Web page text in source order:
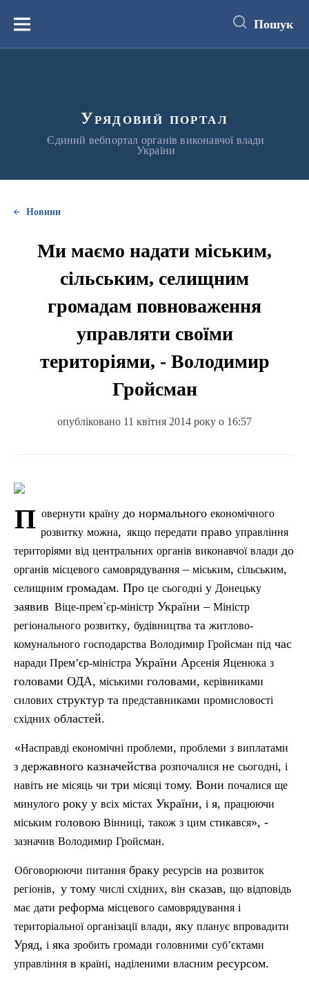
вмістуМеню Пошук
Урядовий портал
Єдиний вебпортал органів виконавчої влади
України
Новини
Ми маємо надати міським,
сільським, селищним
громадам повноваження
управляти своїми
територіями, - Володимир
Гройсман
опубліковано 11 квітня 2014 року о 16:57
П овернути країну до нормального економічного
розвитку можна, якщо передати право управління
територіями від центральних органів виконавчої влади до
органів місцевого самоврядування – міським, сільським,
селищним громадам. Про це сьогодні у Донецьку
заявив Віце-прем`єр-міністр України – Міністр
регіонального розвитку, будівництва та житлово-
комунального господарства Володимир Гройсман під час
наради Прем’єр-міністра України Арсенія Яценюка з
головами ОДА, міськими головами, керівниками
силових структур та представниками промисловості
східних областей.
«Насправді економічні проблеми, проблеми з виплатами
з державного казначейства розпочалися не сьогодні, і
навіть не місяць чи три місяці тому. Вони почалися ще
минулого року у всіх містах України, і я, працюючи
міським головою Вінниці, також з цим стикався», -
зазначив Володимир Гройсман.
Обговорюючи питання браку ресурсів на розвиток
регіонів, у тому числі східних, він сказав, що відповідь
має дати реформа місцевого самоврядування і
територіальної організації влади, яку планує впровадити
Уряд, і яка зробить громади головними суб’єктами
управління в країні, наділеними власним ресурсом.